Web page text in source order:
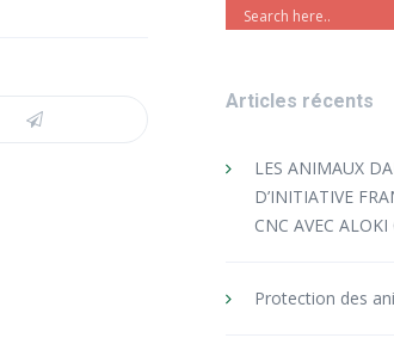
Articles récents
LES ANIMAUX
D’INITIATIVE
CNC AVEC ALOKI
Protection des